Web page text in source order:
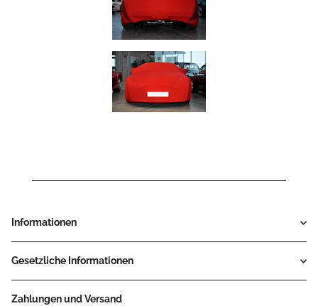
Informationen
Gesetzliche Informationen
Zahlungen und Versand